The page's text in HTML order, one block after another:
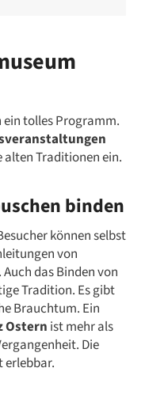
ein tolles Programm.
alten Traditionen ein.
binden
können selbst
von
das Binden von
Tradition. Es gibt
Brauchtum. Ein
Ostern ist mehr als
Die
erlebbar.